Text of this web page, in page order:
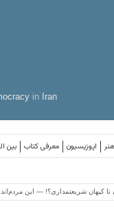
in Iran
بین معرفی کتاب اپوزیسیون
تا کیهان شریعتمداری؟! — این